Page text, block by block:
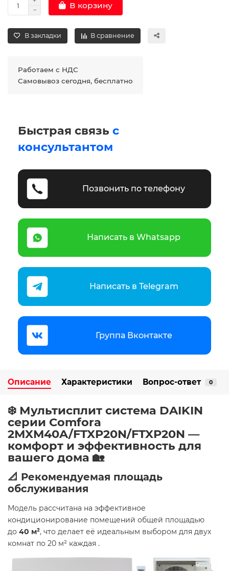
В корзину
В закладки В сравнение
Работаем с НДС
Самовывоз сегодня, бесплатно
Быстрая связь с
консультантом
Позвонить по телефону
Написать в Whatsapp
Написать в Telegram
Группа Вконтакте
Описание Характеристики Вопрос-ответ 0
❄️ Мультисплит система DAIKIN
серии Comfora
2MXM40A/FTXP20N/FTXP20N —
комфорт и эффективность для
вашего дома 🏡
📐 Рекомендуемая площадь
обслуживания
Модель рассчитана на эффективное
кондиционирование помещений общей площадью
до 40 м², что делает её идеальным выбором для двух
комнат по 20 м² каждая .